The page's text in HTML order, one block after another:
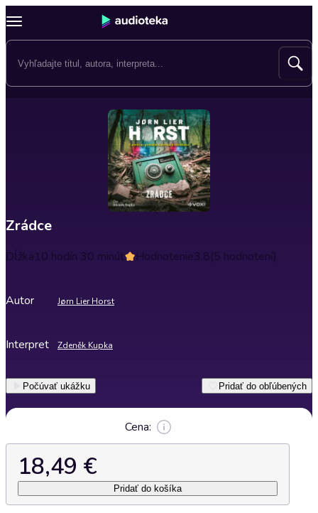
Zrádce
Dĺžka10 hodín 30 minút Hodnotenie3.8(5 hodnotení)
Autor Jørn Lier Horst
Interpret Zdeněk Kupka
Počúvať ukážku Pridať do obľúbených
Cena:
18,49 €
Pridať do košíka